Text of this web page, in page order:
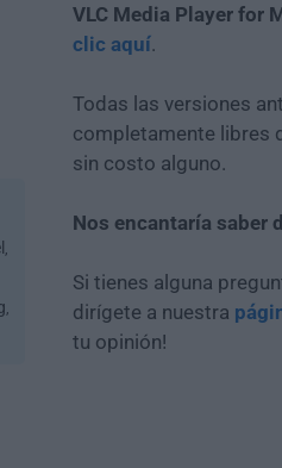
,
,
VLC Media Player for
clic aquí.
Todas las versiones
completamente libres
sin costo alguno.
Nos encantaría saber
Si tienes alguna
dirígete a nuestra
tu opinión!